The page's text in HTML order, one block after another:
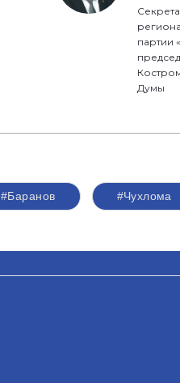
партии
Думы
#Баранов #Чухлома